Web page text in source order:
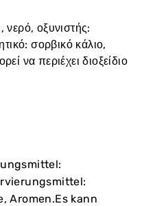
νερό, οξυνιστής:
σορβικό κάλιο,
να περιέχει διοξείδιο
Aromen.Es kann